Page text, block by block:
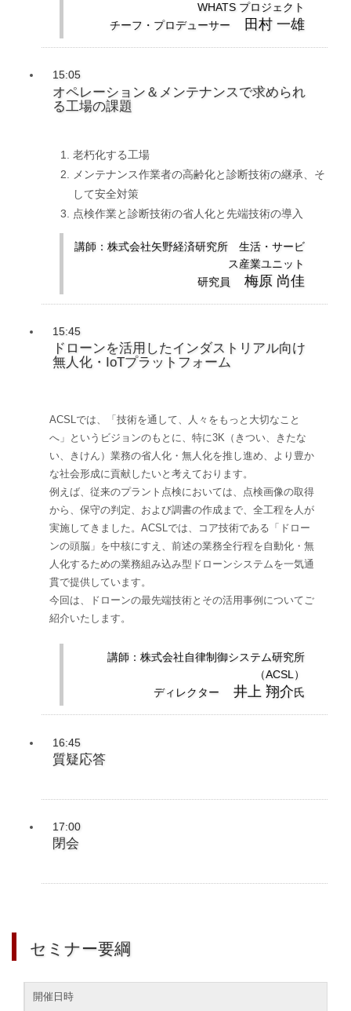
WHATS プロジェクト
チーフ・プロデューサー
田村 一雄
15:05
オペレーション＆メンテナンスで求められ
る工場の課題
老朽化する工場
メンテナンス作業者の高齢化と診断技術の継承、そ
して安全対策
点検作業と診断技術の省人化と先端技術の導入
講師：株式会社矢野経済研究所 生活・サービ
ス産業ユニット
研究員
梅原 尚佳
15:45
ドローンを活用したインダストリアル向け
無人化・IoTプラットフォーム
ACSLでは、「技術を通して、人々をもっと大切なこと
へ」というビジョンのもとに、特に3K（きつい、きたな
い、きけん）業務の省人化・無人化を推し進め、より豊か
な社会形成に貢献したいと考えております。
例えば、従来のプラント点検においては、点検画像の取得
から、保守の判定、および調書の作成まで、全工程を人が
実施してきました。ACSLでは、コア技術である「ドロー
ンの頭脳」を中核にすえ、前述の業務全行程を自動化・無
人化するための業務組み込み型ドローンシステムを一気通
貫で提供しています。
今回は、ドローンの最先端技術とその活用事例についてご
紹介いたします。
講師：株式会社自律制御システム研究所
（ACSL）
ディレクター
井上 翔介氏
16:45
質疑応答
17:00
閉会
セミナー要綱
開催日時